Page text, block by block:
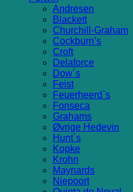
Andresen
Blackett
Churchill-Graham
Cockburn’s
Croft
Delaforce
Dow´s
Feist
Feuerheerd`s
Fonseca
Grahams
Øvrige Hedevin
Hunt´s
Kopke
Krohn
Maynards
Niepoort